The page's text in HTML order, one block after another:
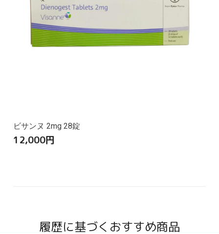
ビサンヌ 2mg 28錠
12,000円
履歴に基づくおすすめ商品